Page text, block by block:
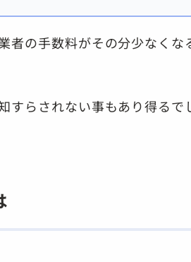
者の手数料がその分少なくな
すらされない事もあり得るで